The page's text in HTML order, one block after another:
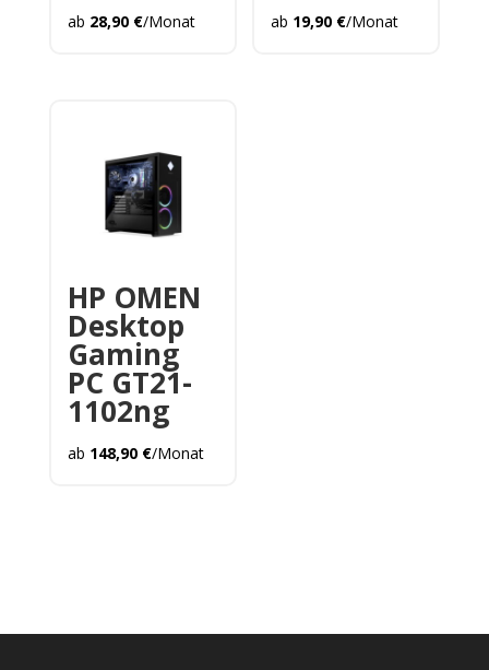
ab 28,90 €/Monat ab 19,90 €/Monat
HP OMEN
Desktop
Gaming
PC GT21-
1102ng
ab 148,90 €/Monat